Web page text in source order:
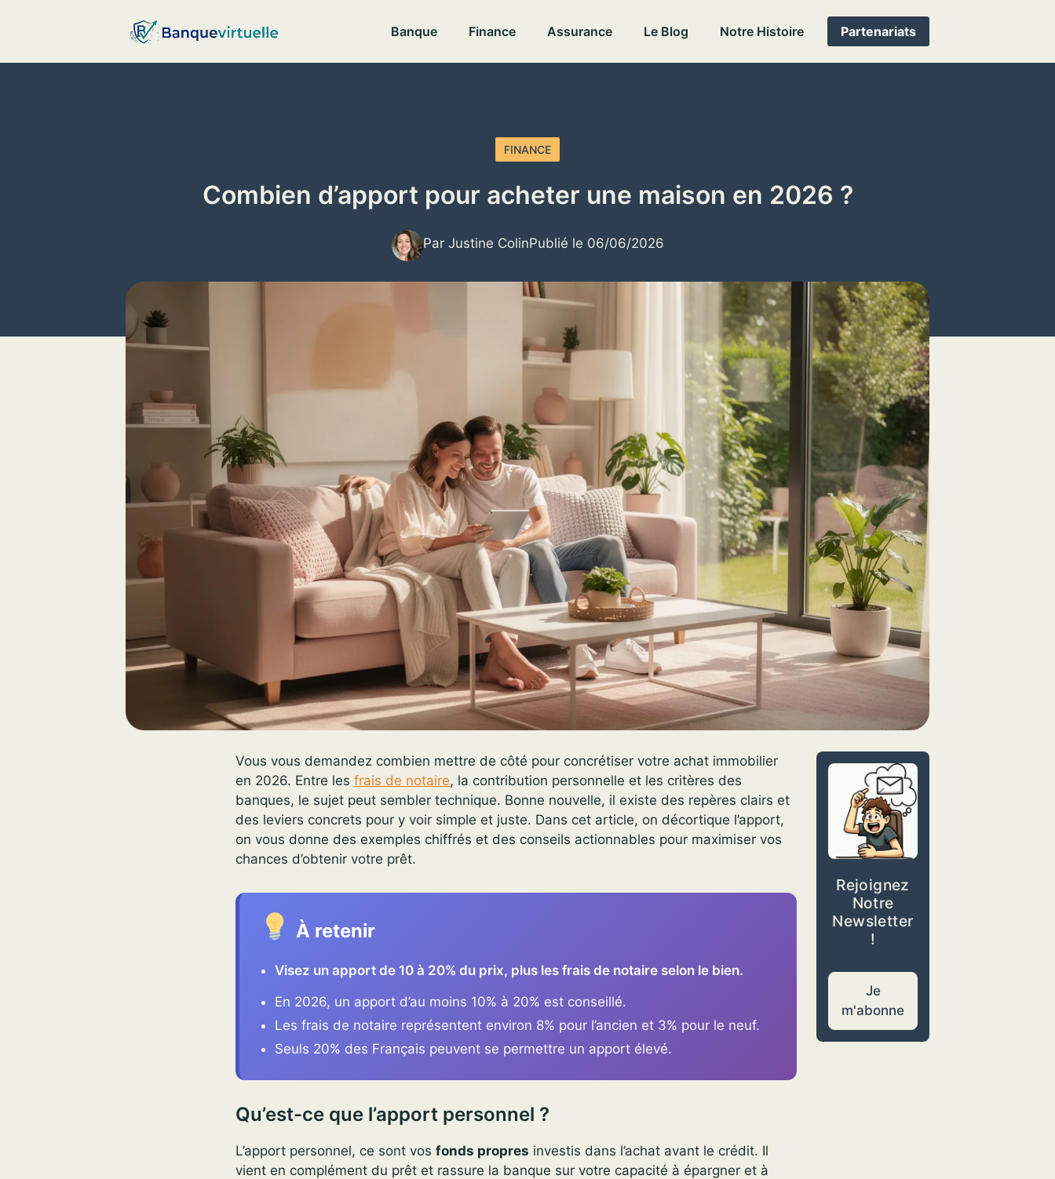
Banque Finance Assurance Le Blog Notre Histoire Partenariats
FINANCE
Combien d’apport pour acheter une maison en 2026 ?
Par Justine ColinPublié le 06/06/2026
Vous vous demandez combien mettre de côté pour concrétiser votre achat immobilier
en 2026. Entre les frais de notaire, la contribution personnelle et les critères des
banques, le sujet peut sembler technique. Bonne nouvelle, il existe des repères clairs et
des leviers concrets pour y voir simple et juste. Dans cet article, on décortique l’apport,
on vous donne des exemples chiffrés et des conseils actionnables pour maximiser vos
chances d’obtenir votre prêt.
À retenir
Visez un apport de 10 à 20% du prix, plus les frais de notaire selon le bien.
En 2026, un apport d’au moins 10% à 20% est conseillé.
Les frais de notaire représentent environ 8% pour l’ancien et 3% pour le neuf.
Seuls 20% des Français peuvent se permettre un apport élevé.
Qu’est-ce que l’apport personnel ?
L’apport personnel, ce sont vos fonds propres investis dans l’achat avant le crédit. Il
vient en complément du prêt et rassure la banque sur votre capacité à épargner et à
Rejoignez
Notre
Newsletter
!
Je
m'abonne